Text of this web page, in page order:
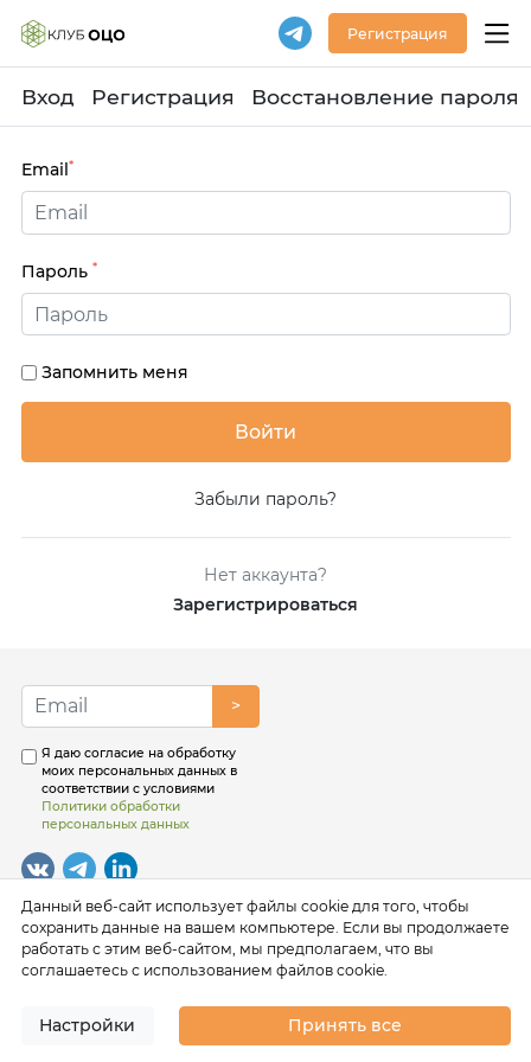
Регистрация
Вход Регистрация Восстановление пароля
Email*
Пароль *
Запомнить меня
Забыли пароль?
Нет аккаунта?
Зарегистрироваться
>
Я даю согласие на обработку
моих персональных данных в
соответствии с условиями
Политики обработки
персональных данных
Данный веб-сайт использует файлы cookie для того, чтобы
сохранить данные на вашем компьютере. Если вы продолжаете
работать с этим веб-сайтом, мы предполагаем, что вы
соглашаетесь с использованием файлов cookie.
Настройки Принять все